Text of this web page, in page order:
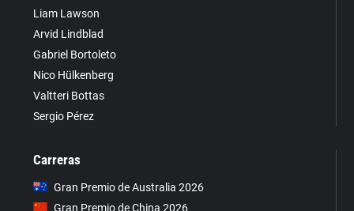
Liam Lawson
Arvid Lindblad
Gabriel Bortoleto
Nico Hülkenberg
Valtteri Bottas
Sergio Pérez
Carreras
Gran Premio de Australia 2026
Gran Premio de China 2026